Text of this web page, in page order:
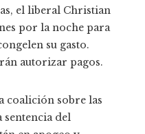
el liberal Christian
por la noche para
su gasto.
autorizar pagos.
coalición sobre las
sentencia del